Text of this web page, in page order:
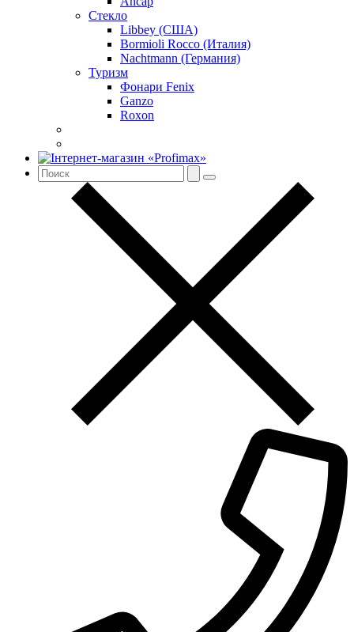
Стекло
Libbey (США)
Bormioli Rocco (Италия)
Nachtmann (Германия)
Туризм
Фонари Fenix
Ganzo
Roxon